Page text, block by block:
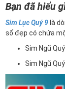
Bạn đã hiểu
Sim Lục Quý 9 là
số đẹp có chứa
Sim Ngũ
Sim Ngũ